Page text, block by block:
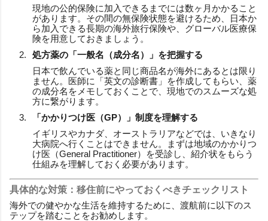
現地の公的保険に加入できるまでには数ヶ月かかること
があります。その間の無保険状態を避けるため、日本か
ら加入できる長期の海外旅行保険や、グローバル医療保
険を用意しておきましょう。
処方薬の「一般名（成分名）」を把握する
日本で飲んでいる薬と同じ商品名が海外にあるとは限り
ません。医師に「英文の診断書」を作成してもらい、薬
の成分名をメモしておくことで、現地でのスムーズな処
方に繋がります。
「かかりつけ医（GP）」制度を理解する
イギリスやカナダ、オーストラリアなどでは、いきなり
大病院へ行くことはできません。まずは地域のかかりつ
け医（General Practitioner）を受診し、紹介状をもらう
仕組みを理解しておく必要があります。
具体的な対策：移住前にやっておくべきチェックリスト
海外での健やかな生活を維持するために、渡航前に以下のス
テップを踏むことをお勧めします。